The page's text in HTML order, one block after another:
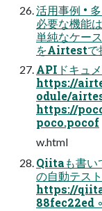
活用事例 •
必要な機能
単純なケー
をAirtestで
APIドキュ
https://
odule/
https://
poco.pocof
w.html
Qiitaも書
の自動テス
https://
88fec22ed